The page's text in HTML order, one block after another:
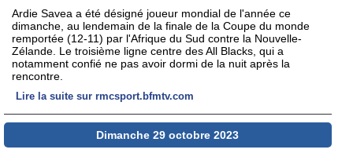
Ardie Savea a été désigné joueur mondial de l'année ce
dimanche, au lendemain de la finale de la Coupe du monde
remportée (12-11) par l'Afrique du Sud contre la Nouvelle-
Zélande. Le troisième ligne centre des All Blacks, qui a
notamment confié ne pas avoir dormi de la nuit après la
rencontre.
Lire la suite sur rmcsport.bfmtv.com
Dimanche 29 octobre 2023